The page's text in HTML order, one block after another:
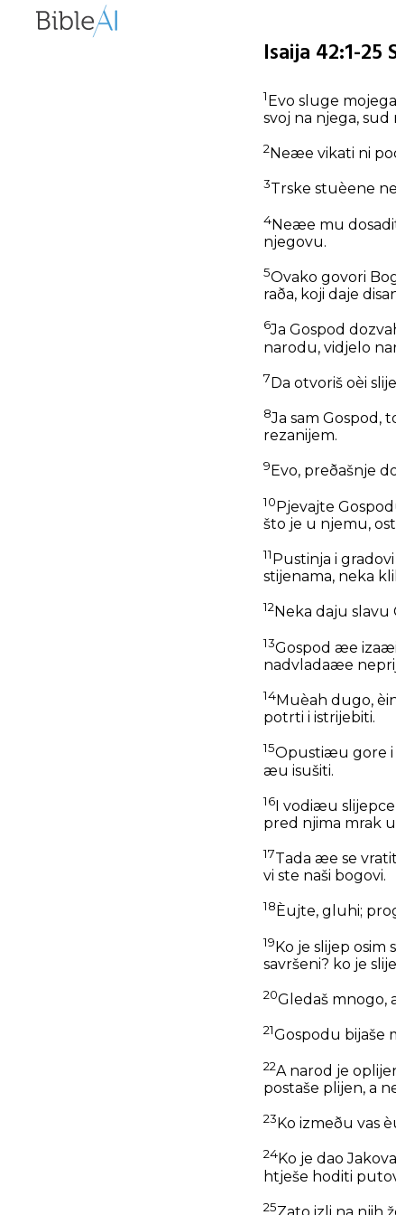
Isaija 42:1-25
1Evo sluge
svoj na njega,
2 Neæe vikati ni
3Trske stuèene
4Neæe mu
njegovu.
5Ovako govori
raða, koji daje
6Ja Gospod
narodu, vidjelo
7Da otvoriš oèi
8Ja sam Gospod,
rezanijem.
9 Evo, preðašnje
10Pjevajte
što je u njemu,
11 Pustinja i
stijenama, neka
12Neka daju
13Gospod æe
nadvladaæe
14Muèah dugo,
potrti i istrijebiti.
15Opustiæu gore i
æu isušiti.
16I vodiæu
pred njima mrak
17Tada æe se
vi ste naši bogovi.
18 Èujte, gluhi;
19Ko je slijep osim
savršeni? ko je
20Gledaš mnogo,
21Gospodu bijaše
22A narod je
postaše plijen, a
23 Ko izmeðu vas
24Ko je dao
htješe hoditi
25